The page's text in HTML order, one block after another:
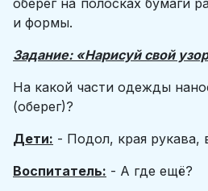
оберег на полосках бумаги
и формы.
Задание: «Нарисуй свой
На какой части одежды
(оберег)?
Дети: - Подол, края рукава,
Воспитатель: - А где ещё?